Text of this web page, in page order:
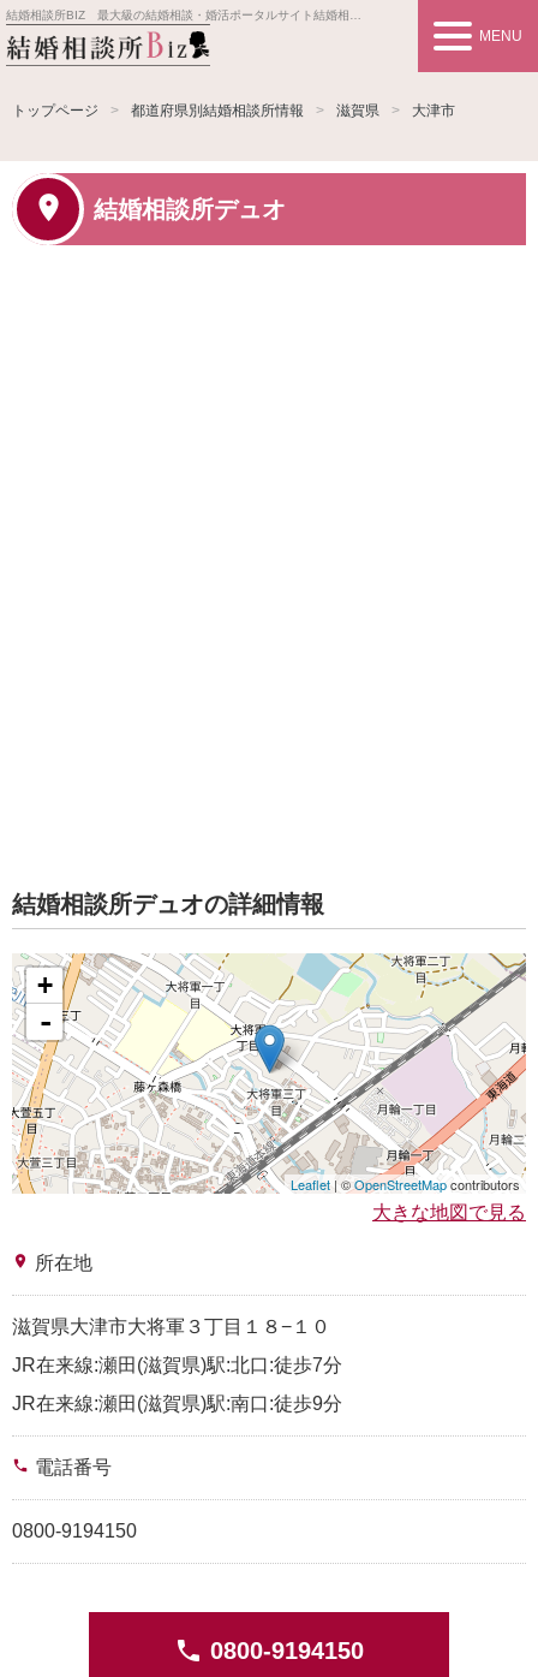
結婚相談所BIZ 最大級の結婚相談・婚活ポータルサイト結婚相談所事業者情報や婚活お見合いの悩み、対策を紹介します。
MENU
トップページ 都道府県別結婚相談所情報 滋賀県 大津市
結婚相談所デュオ
結婚相談所デュオの詳細情報
+
-
Leaflet | ©OpenStreetMapcontributors
大きな地図で見る
place 所在地
滋賀県大津市大将軍３丁目１８−１０
JR在来線:瀬田(滋賀県)駅:北口:徒歩7分
JR在来線:瀬田(滋賀県)駅:南口:徒歩9分
phone 電話番号
0800-9194150
phone 0800-9194150